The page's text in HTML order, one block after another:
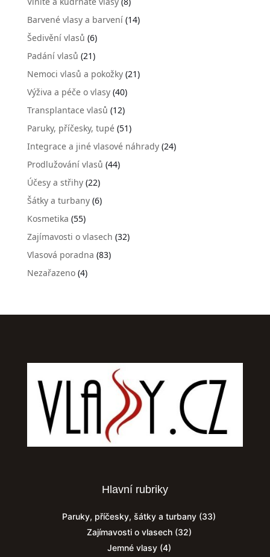
Barvené vlasy a barvení(14)
Šedivění vlasů (6)
Padání vlasů (21)
Nemoci vlasů a pokožky(21)
Výživa a péče o vlasy(40)
Transplantace vlasů (12)
Paruky, příčesky, tupé(51)
Integrace a jiné vlasové náhrady(24)
Prodlužování vlasů (44)
Účesy a střihy(22)
Šátky a turbany(6)
Kosmetika (55)
Zajímavosti o vlasech (32)
Vlasová poradna (83)
Nezařazeno(4)
Hlavní rubriky
Paruky, příčesky, šátky a turbany (33)
Zajímavosti o vlasech(32)
Jemné vlasy(4)